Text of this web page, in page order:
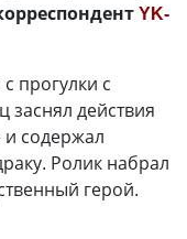
YK-
прогулки с
заснял действия
и содержал
Ролик набрал
герой.